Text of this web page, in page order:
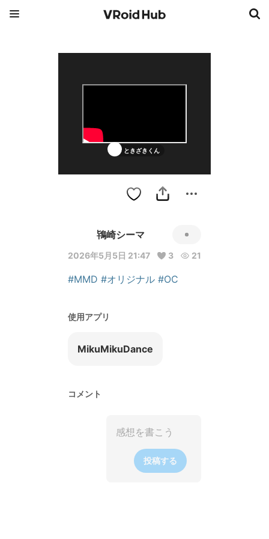
ときざきくん
鴇崎シーマ
2026年5月5日 21:47 3 21
#MMD #オリジナル #OC
使用アプリ
MikuMikuDance
コメント
投稿する